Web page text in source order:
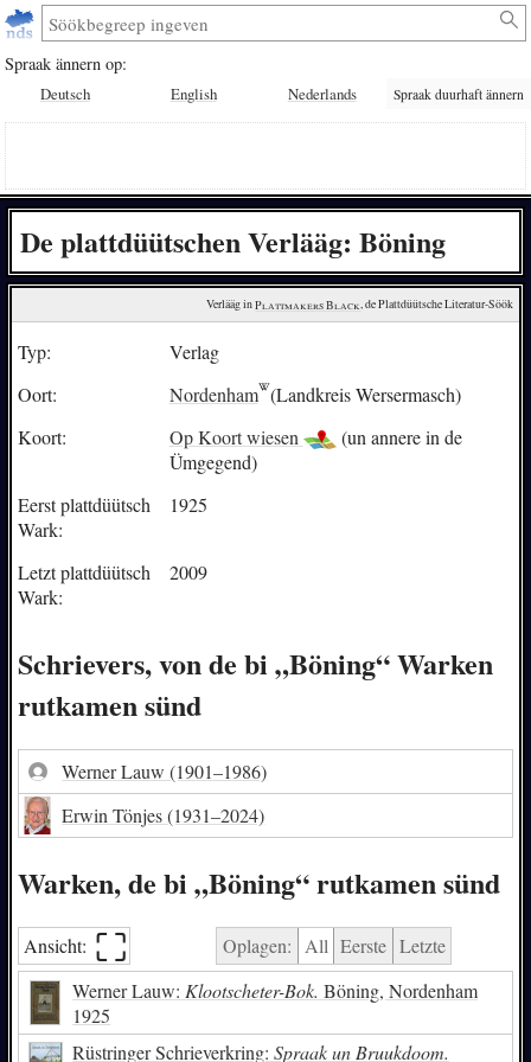
Spraak ännern op:
Deutsch English Nederlands Spraak duurhaft ännern
De plattdüütschen Verlääg: Böning
Verlääg in Plattmakers Black, de Plattdüütsche Literatur-Söök
Typ:
Verlag
Oort:
Nordenham (Landkreis Wersermasch)
Koort:
Op Koort wiesen
(un annere in de
Ümgegend)
Eerst plattdüütsch
Wark:
1925
Letzt plattdüütsch
Wark:
2009
Schrievers, von de bi „Böning“ Warken
rutkamen sünd
Werner Lauw(1901–1986)
Erwin Tönjes(1931–2024)
Warken, de bi „Böning“ rutkamen sünd
Ansicht: ⛶︎ Oplagen: All Eerste Letzte
Werner Lauw: Klootscheter-Bok. Böning, Nordenham
1925
Rüstringer Schrieverkring: Spraak un Bruukdoom.